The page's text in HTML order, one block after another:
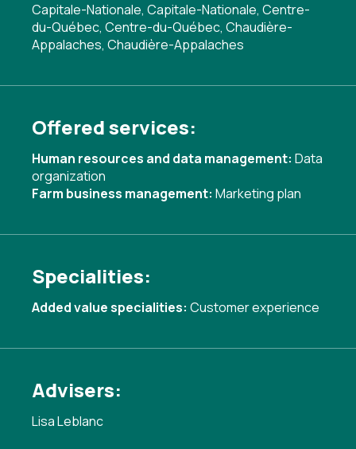
Capitale-Nationale, Capitale-Nationale, Centre-
du-Québec, Centre-du-Québec, Chaudière-
Appalaches, Chaudière-Appalaches
Offered services:
Human resources and data management: Data
organization
Farm business management: Marketing plan
Specialities:
Added value specialities: Customer experience
Advisers:
Lisa Leblanc